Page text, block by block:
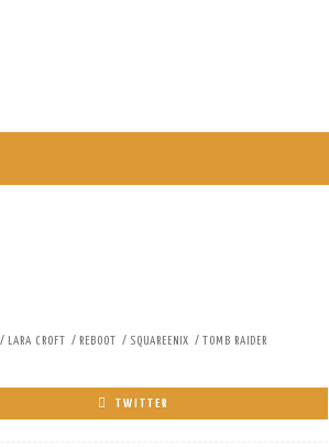
LARA CROFT REBOOT SQUAREENIX
TOMB RAIDER
TWITTER